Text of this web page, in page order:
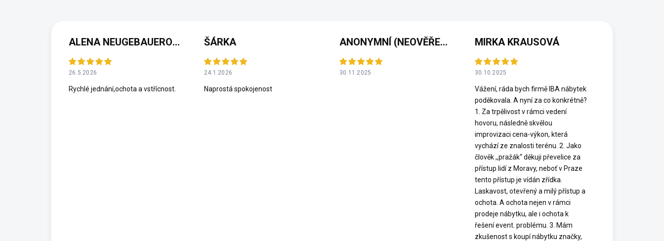
ALENA NEUGEBAUEROVÁ
26.5.2026
Rychlé jednání,ochota a vstřícnost.
ŠÁRKA
24.1.2026
Naprostá spokojenost
ANONYMNÍ (NEOVĚŘENÁ RECENZE)
30.11.2025
MIRKA KRAUSOVÁ
30.10.2025
Vážení, ráda bych firmě IBA nábytek
poděkovala. A nyní za co konkrétně?
1. Za trpělivost v rámci vedení
hovoru, následně skvělou
improvizaci cena-výkon, která
vychází ze znalosti terénu. 2. Jako
člověk ,,pražák“ děkuji převelice za
přístup lidí z Moravy, neboť v Praze
tento přístup je vídán zřídka.
Laskavost, otevřený a milý přístup a
ochota. A ochota nejen v rámci
prodeje nábytku, ale i ochota k
řešení event. problému. 3. Mám
zkušenost s koupí nábytku značky,